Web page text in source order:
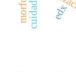
edx
cuidador